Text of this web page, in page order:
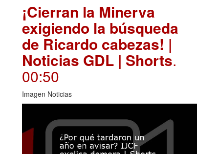
¡Cierran la Minerva
exigiendo la búsqueda
de Ricardo cabezas! |
Noticias GDL | Shorts.
00:50
Imagen Noticias